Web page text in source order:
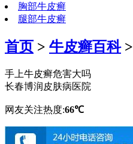
胸部牛皮癣
腿部牛皮癣
首页 > 牛皮癣百科>
手上牛皮癣危害大吗
长春博润皮肤病医院
网友关注热度:66℃